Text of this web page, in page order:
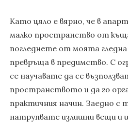
Като цяло е вярно, че в
малко пространство от
погледнете от моята
превръща в предимство. С
се научавате да се
пространството и да го
практичния начин. Заедно с
натрупвате излишни вещи